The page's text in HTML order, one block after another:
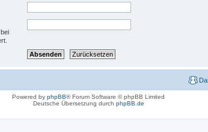
Powered by phpBB® Forum Software © phpBB Limited
Deutsche Übersetzung durch phpBB.de